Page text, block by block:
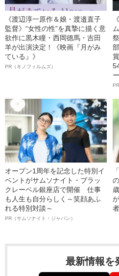
《渡辺淳一原作＆娘・渡邉直子
監督》“女性の性”を真摯に描く意
欲作に黒木瞳・西岡德馬・吉田
羊が出演決定！《映画『月がみ
ている』》
PR（キノフィルムズ）
オープン1周年を記念した特別イ
ベントがサムソナイト・ブラッ
クレーベル銀座店で開催 仕事
も人生も自分らしく～笑顔あふ
れる特別対談～
PR（サムソナイト・ジャパン）
最新情報を